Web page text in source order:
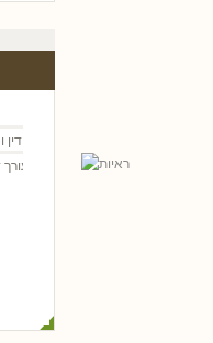
שי כהן -טלי חץ, עו"ד